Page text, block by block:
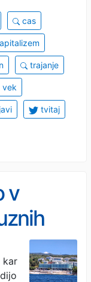
cas
trajanje
vek
tvitaj
v
kar